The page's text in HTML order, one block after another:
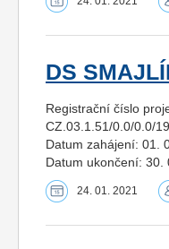
DS
Registrační číslo
CZ.03.1.51/0.0/0.0/
Datum zahájení: 01.
Datum ukončení: 30.
24. 01. 2021